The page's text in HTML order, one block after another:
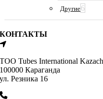
Другие6
КОНТАКТЫ
ТОО Tubes International
100000 Караганда
ул. Резника 16